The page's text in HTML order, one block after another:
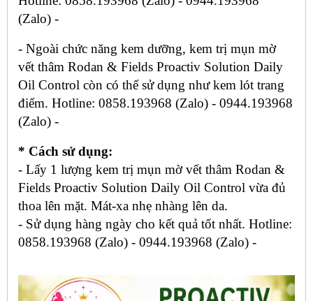
(Zalo) -
- Ngoài chức năng kem dưỡng, kem trị mụn mờ
vết thâm Rodan & Fields Proactiv Solution Daily
Oil Control còn có thể sử dụng như kem lót trang
điểm. Hotline: 0858.193968 (Zalo) - 0944.193968
(Zalo) -
* Cách sử dụng:
- Lấy 1 lượng kem trị mụn mờ vết thâm Rodan &
Fields Proactiv Solution Daily Oil Control vừa đủ
thoa lên mặt. Mát-xa nhẹ nhàng lên da.
- Sử dụng hàng ngày cho kết quả tốt nhất. Hotline:
0858.193968 (Zalo) - 0944.193968 (Zalo) -